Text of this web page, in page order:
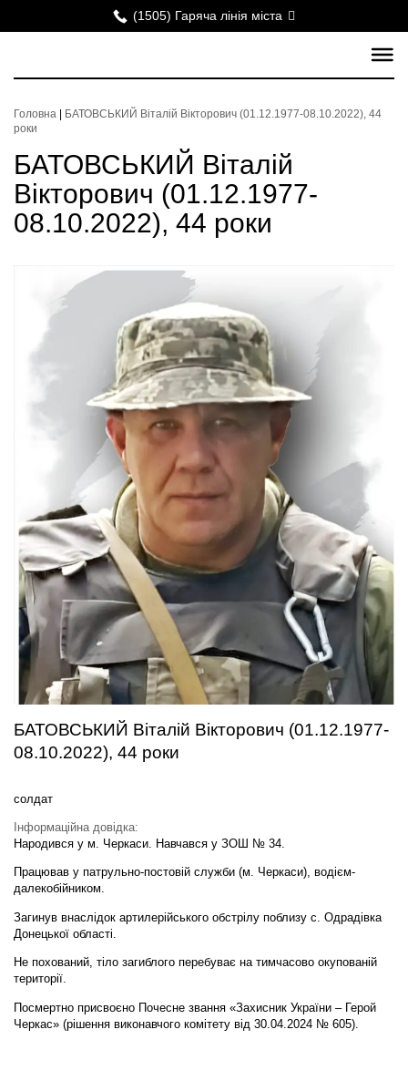
(1505) Гаряча лінія міста
Головна
БАТОВСЬКИЙ Віталій Вікторович (01.12.1977-08.10.2022), 44
роки
БАТОВСЬКИЙ Віталій
Вікторович (01.12.1977-
08.10.2022), 44 роки
БАТОВСЬКИЙ Віталій Вікторович (01.12.1977-
08.10.2022), 44 роки
солдат
Інформаційна довідка:
Народився у м. Черкаси. Навчався у ЗОШ № 34.
Працював у патрульно-постовій служби (м. Черкаси), водієм-
далекобійником.
Загинув внаслідок артилерійського обстрілу поблизу с. Одрадівка
Донецької області.
Не похований, тіло загиблого перебуває на тимчасово окупованій
території.
Посмертно присвоєно Почесне звання «Захисник України – Герой
Черкас» (рішення виконавчого комітету від 30.04.2024 № 605).